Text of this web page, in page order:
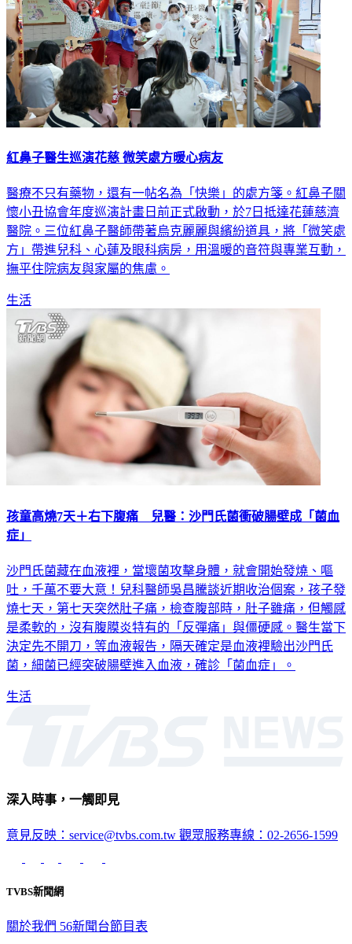
紅鼻子醫生巡演花慈 微笑處方暖心病友
醫療不只有藥物，還有一帖名為「快樂」的處方箋。紅鼻子關
懷小丑協會年度巡演計畫日前正式啟動，於7日抵達花蓮慈濟
醫院。三位紅鼻子醫師帶著烏克麗麗與繽紛道具，將「微笑處
方」帶進兒科、心蓮及眼科病房，用溫暖的音符與專業互動，
撫平住院病友與家屬的焦慮。
生活
孩童高燒7天＋右下腹痛 兒醫：沙門氏菌衝破腸壁成「菌血
症」
沙門氏菌藏在血液裡，當壞菌攻擊身體，就會開始發燒、嘔
吐，千萬不要大意！兒科醫師吳昌騰談近期收治個案，孩子發
燒七天，第七天突然肚子痛，檢查腹部時，肚子雖痛，但觸感
是柔軟的，沒有腹膜炎特有的「反彈痛」與僵硬感。醫生當下
決定先不開刀，等血液報告，隔天確定是血液裡驗出沙門氏
菌，細菌已經突破腸壁進入血液，確診「菌血症」。
生活
深入時事，一觸即見
意見反映：service@tvbs.com.tw 觀眾服務專線：02-2656-1599
TVBS新聞網
關於我們 56新聞台節目表